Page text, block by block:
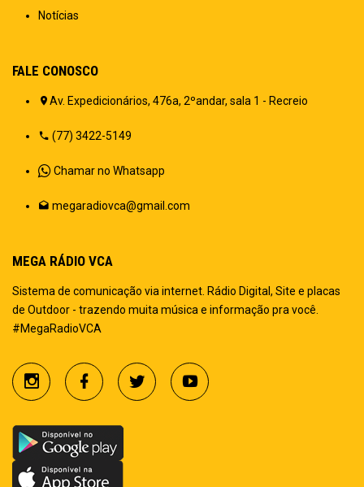
Notícias
FALE CONOSCO
Av. Expedicionários, 476a, 2ºandar, sala 1 - Recreio
(77) 3422-5149
Chamar no Whatsapp
megaradiovca@gmail.com
MEGA RÁDIO VCA
Sistema de comunicação via internet. Rádio Digital, Site e placas
de Outdoor - trazendo muita música e informação pra você.
#MegaRadioVCA